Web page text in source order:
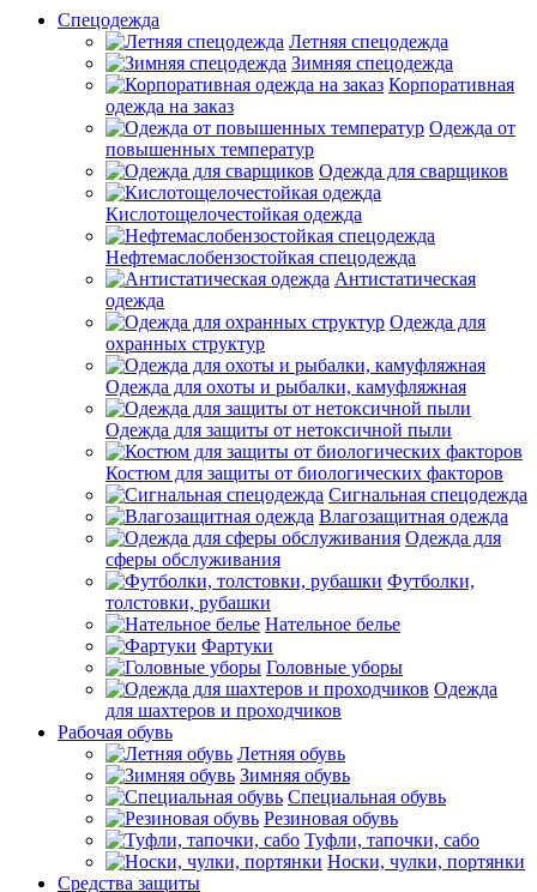
Спецодежда
Летняя спецодежда
Зимняя спецодежда
Корпоративная
одежда на заказ
Одежда от
повышенных температур
Одежда для сварщиков
Кислотощелочестойкая одежда
Нефтемаслобензостойкая спецодежда
Антистатическая
одежда
Одежда для
охранных структур
Одежда для охоты и рыбалки, камуфляжная
Одежда для защиты от нетоксичной пыли
Костюм для защиты от биологических факторов
Сигнальная спецодежда
Влагозащитная одежда
Одежда для
сферы обслуживания
Футболки,
толстовки, рубашки
Нательное белье
Фартуки
Головные уборы
Одежда
для шахтеров и проходчиков
Рабочая обувь
Летняя обувь
Зимняя обувь
Специальная обувь
Резиновая обувь
Туфли, тапочки, сабо
Носки, чулки, портянки
Средства защиты